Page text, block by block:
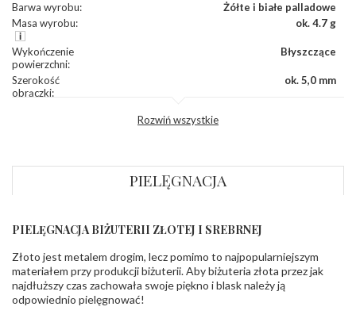
Barwa wyrobu:
Żółte i białe palladowe
Masa wyrobu: ok. 4.7 g
Wykończenie
powierzchni:
Błyszczące
Szerokość
obrączki:
ok. 5,0 mm
INNE PARAMETRY
Producent
odpowiedzialny:
Łazur sp.j. Kowalowy 134 38-200 Jasło; NIP:
6850004631; tel.13 44 56 100;
biuro@obraczki.pl ,PZ Stelmach Sp. z o.o. ul.
Północna 22 45-805 Opole; NIP 7542889545;
Tel. +48 77 54 90 100; biuro@stelmach.pl
Rozwiń wszystkie
PIELĘGNACJA
PIELĘGNACJA BIŻUTERII ZŁOTEJ I SREBRNEJ
Złoto jest metalem drogim, lecz pomimo to najpopularniejszym
materiałem przy produkcji biżuterii. Aby biżuteria złota przez jak
najdłuższy czas zachowała swoje piękno i blask należy ją
odpowiednio pielęgnować!